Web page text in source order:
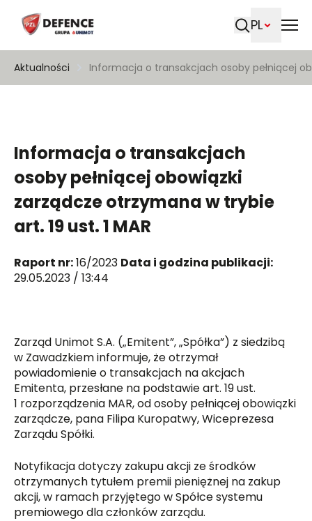
PL
Aktualności Informacja o transakcjach osoby pełniącej
Informacja o transakcjach
osoby pełniącej obowiązki
zarządcze otrzymana w trybie
art. 19 ust. 1 MAR
Raport nr:16/2023 Data i godzina publikacji:
29.05.2023 / 13:44
Zarząd Unimot S.A. („Emitent”, „Spółka”) z siedzibą
w Zawadzkiem informuje, że otrzymał
powiadomienie o transakcjach na akcjach
Emitenta, przesłane na podstawie art. 19 ust.
1 rozporządzenia MAR, od osoby pełniącej obowiązki
zarządcze, pana Filipa Kuropatwy, Wiceprezesa
Zarządu Spółki.
Notyfikacja dotyczy zakupu akcji ze środków
otrzymanych tytułem premii pieniężnej na zakup
akcji, w ramach przyjętego w Spółce systemu
premiowego dla członków zarządu.